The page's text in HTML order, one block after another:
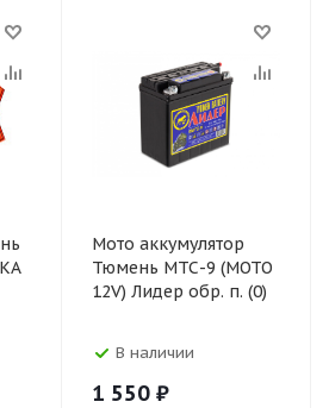
Мото аккумулятор
Тюмень МТС-9 (МОТО
12V) Лидер обр. п. (0)
В наличии
1 550 ₽